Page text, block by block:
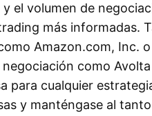
el volumen de
más informadas.
Amazon.com, Inc.
como Avolta
para cualquier
y manténgase al